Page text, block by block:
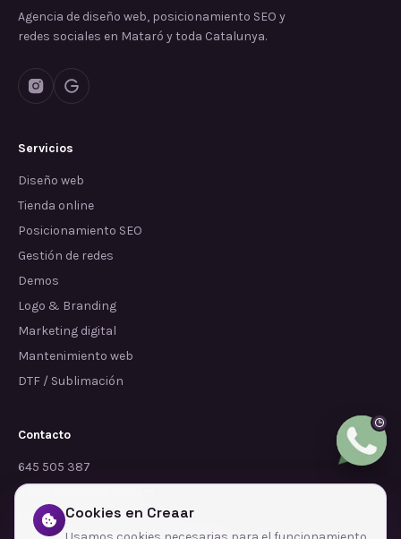
Agencia de diseño web, posicionamiento SEO y
redes sociales en Mataró y toda Catalunya.
Servicios
Diseño web
Tienda online
Posicionamiento SEO
Gestión de redes
Demos
Logo & Branding
Marketing digital
Mantenimiento web
DTF / Sublimación
Contacto
645 505 387
info@dependalium.com
Mataró (Barcelona)
Cookies en Creaar